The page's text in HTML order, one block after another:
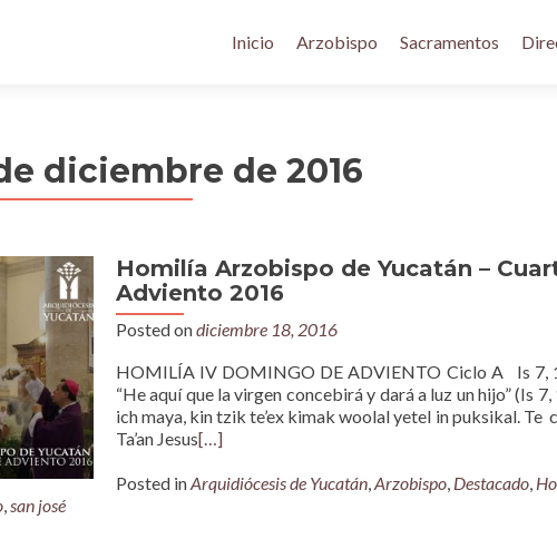
Inicio Arzobispo Sacramentos
diciembre de 2016
Homilía Arzobispo de Yucatán –
Adviento 2016
Posted ondiciembre 18, 2016
HOMILÍA IV DOMINGO DE ADVIENTO Ciclo A Is 7,
“He aquí que la virgen concebirá y dará a luz un hijo” (Is 7,
ich maya, kin tzik te’ex kimak woolal yetel in puksikal. Te
Ta’an Jesus[…]
Posted inArquidiócesis de Yucatán,Arzobispo, Destacado,
,san josé